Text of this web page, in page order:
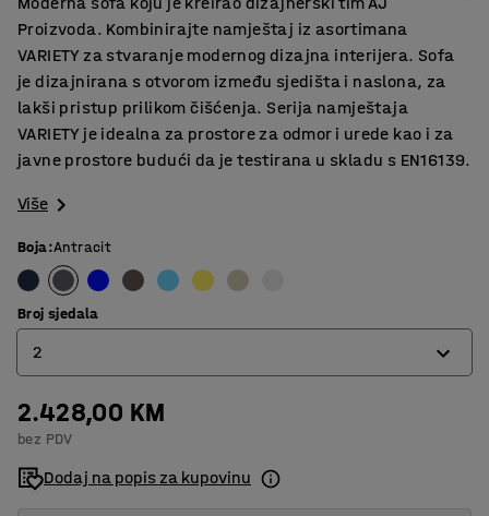
Proizvoda. Kombinirajte namještaj iz asortimana
VARIETY za stvaranje modernog dizajna interijera. Sofa
je dizajnirana s otvorom između sjedišta i naslona, za
lakši pristup prilikom čišćenja. Serija namještaja
VARIETY je idealna za prostore za odmor i urede kao i za
javne prostore budući da je testirana u skladu s EN16139.
Više
Boja:Antracit
Broj sjedala
2
2
3
4
2.428,00 KM
bez PDV
Dodaj na popis za kupovinu